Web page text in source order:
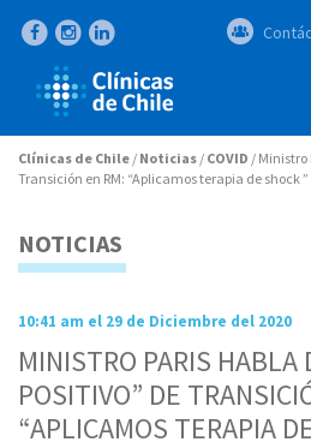
Clínicas de Chile / Noticias / COVID / Ministro
Transición en RM: “Aplicamos terapia de shock ”
NOTICIAS
10:41 am el 29 de Diciembre del 2020
MINISTRO PARIS HABLA
POSITIVO” DE
“APLICAMOS TERAPIA